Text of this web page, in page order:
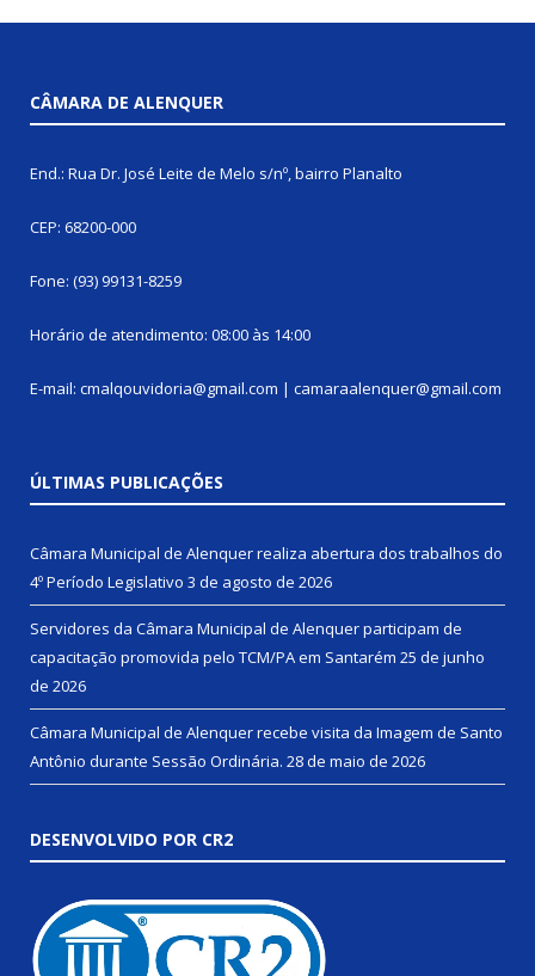
CÂMARA DE ALENQUER
End.: Rua Dr. José Leite de Melo s/nº, bairro Planalto
CEP: 68200-000
Fone: (93) 99131-8259
Horário de atendimento: 08:00 às 14:00
E-mail: cmalqouvidoria@gmail.com | camaraalenquer@gmail.com
ÚLTIMAS PUBLICAÇÕES
Câmara Municipal de Alenquer realiza abertura dos trabalhos do
4º Período Legislativo 3 de agosto de 2026
Servidores da Câmara Municipal de Alenquer participam de
capacitação promovida pelo TCM/PA em Santarém 25 de junho
de 2026
Câmara Municipal de Alenquer recebe visita da Imagem de Santo
Antônio durante Sessão Ordinária. 28 de maio de 2026
DESENVOLVIDO POR CR2